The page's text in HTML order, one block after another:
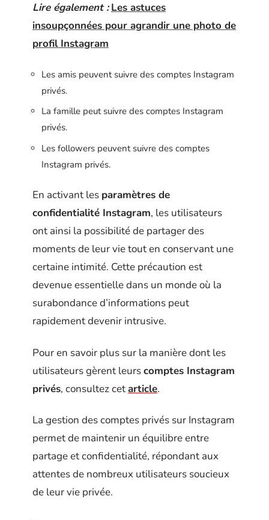
Lire également : Les astuces
insoupçonnées pour agrandir une photo de
profil Instagram
Les amis peuvent suivre des comptes Instagram
privés.
La famille peut suivre des comptes Instagram
privés.
Les followers peuvent suivre des comptes
Instagram privés.
En activant les paramètres de
confidentialité Instagram, les utilisateurs
ont ainsi la possibilité de partager des
moments de leur vie tout en conservant une
certaine intimité. Cette précaution est
devenue essentielle dans un monde où la
surabondance d’informations peut
rapidement devenir intrusive.
Pour en savoir plus sur la manière dont les
utilisateurs gèrent leurscomptes Instagram
privés, consultez cetarticle.
La gestion des comptes privés sur Instagram
permet de maintenir un équilibre entre
partage et confidentialité, répondant aux
attentes de nombreux utilisateurs soucieux
de leur vie privée.